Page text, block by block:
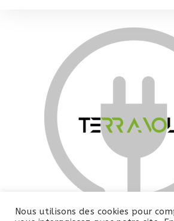
Nous utilisons des cookies pour